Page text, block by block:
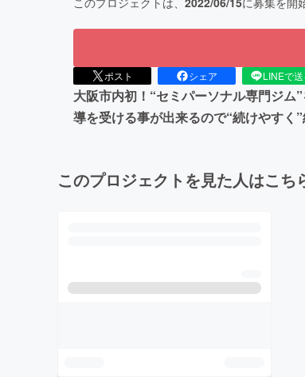
ポスト シェア LINEで
大阪市内初！“セミパーソナル専門ジ
導を受ける事が出来るので“続けやすく
このプロジェクトを見た人はこ